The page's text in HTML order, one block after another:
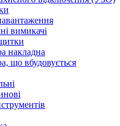
вимикачі
накладна
що вбудовується